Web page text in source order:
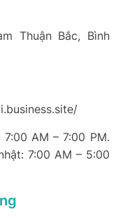
Thuận Bắc, Bình
AM – 7:00 PM.
7:00 AM – 5:00